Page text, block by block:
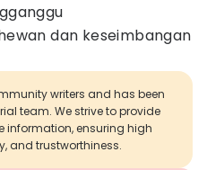
dan keseimbangan
writers and has been
team. We strive to provide
information, ensuring high
and trustworthiness.